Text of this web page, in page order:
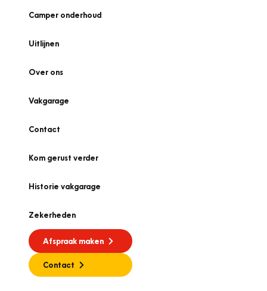
Camper onderhoud
Uitlijnen
Over ons
Vakgarage
Contact
Kom gerust verder
Historie vakgarage
Zekerheden
Afspraak maken
Contact